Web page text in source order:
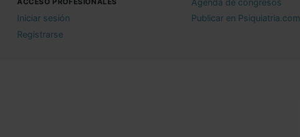
Iniciar sesión
Registrarse
Publicar en Psiquiatria.com